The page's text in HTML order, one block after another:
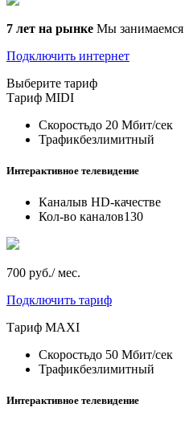
7 лет на рынке Мы занимаемся
Подключить интернет
Выберите тариф
Тариф MIDI
Скоростьдо 20 Мбит/сек
Трафикбезлимитный
Интерактивное телевидение
Каналыв HD-качестве
Кол-во каналов130
700 руб./ мес.
Подключить тариф
Тариф MAXI
Скоростьдо 50 Мбит/сек
Трафикбезлимитный
Интерактивное телевидение